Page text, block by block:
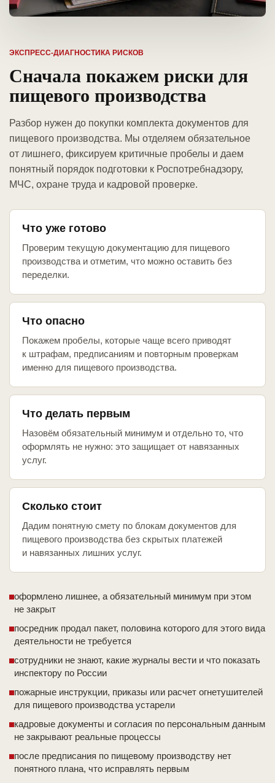
ЭКСПРЕСС-ДИАГНОСТИКА РИСКОВ
Сначала покажем риски для
пищевого производства
Разбор нужен до покупки комплекта документов для
пищевого производства. Мы отделяем обязательное
от лишнего, фиксируем критичные пробелы и даем
понятный порядок подготовки к Роспотребнадзору,
МЧС, охране труда и кадровой проверке.
Что уже готово
Проверим текущую документацию для пищевого
производства и отметим, что можно оставить без
переделки.
Что опасно
Покажем пробелы, которые чаще всего приводят
к штрафам, предписаниям и повторным проверкам
именно для пищевого производства.
Что делать первым
Назовём обязательный минимум и отдельно то, что
оформлять не нужно: это защищает от навязанных
услуг.
Сколько стоит
Дадим понятную смету по блокам документов для
пищевого производства без скрытых платежей
и навязанных лишних услуг.
оформлено лишнее, а обязательный минимум при этом
не закрыт
посредник продал пакет, половина которого для этого вида
деятельности не требуется
сотрудники не знают, какие журналы вести и что показать
инспектору по России
пожарные инструкции, приказы или расчет огнетушителей
для пищевого производства устарели
кадровые документы и согласия по персональным данным
не закрывают реальные процессы
после предписания по пищевому производству нет
понятного плана, что исправлять первым